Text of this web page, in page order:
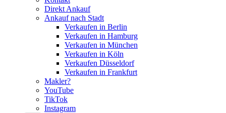
Direkt Ankauf
Ankauf nach Stadt
Verkaufen in Berlin
Verkaufen in Hamburg
Verkaufen in München
Verkaufen in Köln
Verkaufen Düsseldorf
Verkaufen in Frankfurt
Makler?
YouTube
TikTok
Instagram